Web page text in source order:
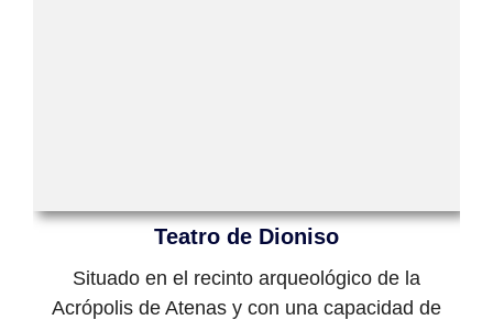
Teatro de Dioniso
Situado en el recinto arqueológico de la
Acrópolis de Atenas y con una capacidad de